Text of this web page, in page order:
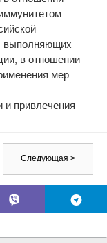
выполняющих
в отношении
мер
и привлечения
Следующая >